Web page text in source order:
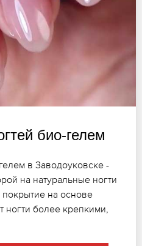
био-гелем
в Заводоуковске -
на натуральные ногти
на основе
ногти более крепкими,